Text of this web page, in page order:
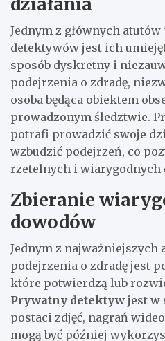
Jednym z głównych
detektywów jest ich
sposób dyskretny i
podejrzenia o zdradę,
osoba będąca obiektem
prowadzonym śledztwie.
potrafi prowadzić swoje
wzbudzić podejrzeń, co
rzetelnych i wiarygodnych
Zbieranie
dowodów
Jednym z najważniejszych
podejrzenia o zdradę jest
które potwierdzą lub
Prywatny detektyw jest w
postaci zdjęć, nagrań
mogą być później